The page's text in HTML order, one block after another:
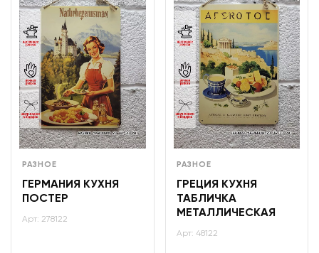
РАЗНОЕ
ГЕРМАНИЯ КУХНЯ
ПОСТЕР
Арт: 278122
РАЗНОЕ
ГРЕЦИЯ КУХНЯ
ТАБЛИЧКА
МЕТАЛЛИЧЕСКАЯ
Арт: 48122